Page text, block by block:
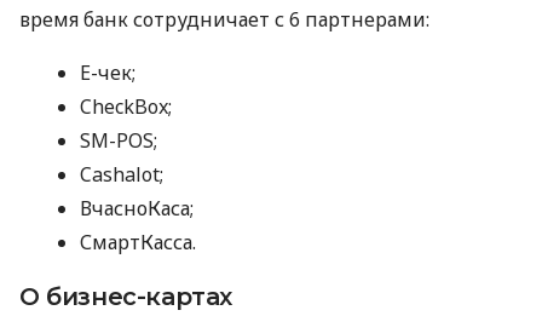
время банк сотрудничает с 6 партнерами:
E-чек;
CheckBox;
SM-POS;
Cashalot;
ВчасноКаса;
СмартКасса.
О бизнес-картах